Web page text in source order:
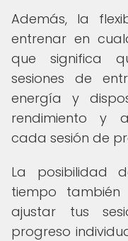
Además, la
entrenar en
que significa
sesiones de
energía y
rendimiento y
cada sesión de
La posibilidad
tiempo
ajustar tus
progreso